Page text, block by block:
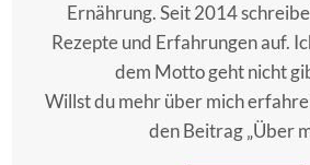
Ernährung. Seit 2014
Rezepte und Erfahrungen auf.
dem Motto geht nicht
Willst du mehr über mich
den Beitrag „Über